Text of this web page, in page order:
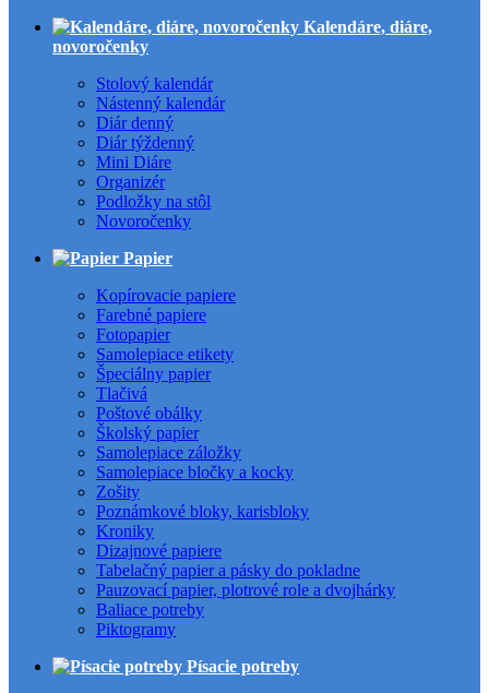
Kalendáre, diáre,
novoročenky
Stolový kalendár
Nástenný kalendár
Diár denný
Diár týždenný
Mini Diáre
Organizér
Podložky na stôl
Novoročenky
Papier
Kopírovacie papiere
Farebné papiere
Fotopapier
Samolepiace etikety
Špeciálny papier
Tlačivá
Poštové obálky
Školský papier
Samolepiace záložky
Samolepiace bločky a kocky
Zošity
Poznámkové bloky, karisbloky
Kroniky
Dizajnové papiere
Tabelačný papier a pásky do pokladne
Pauzovací papier, plotrové role a dvojhárky
Baliace potreby
Piktogramy
Písacie potreby